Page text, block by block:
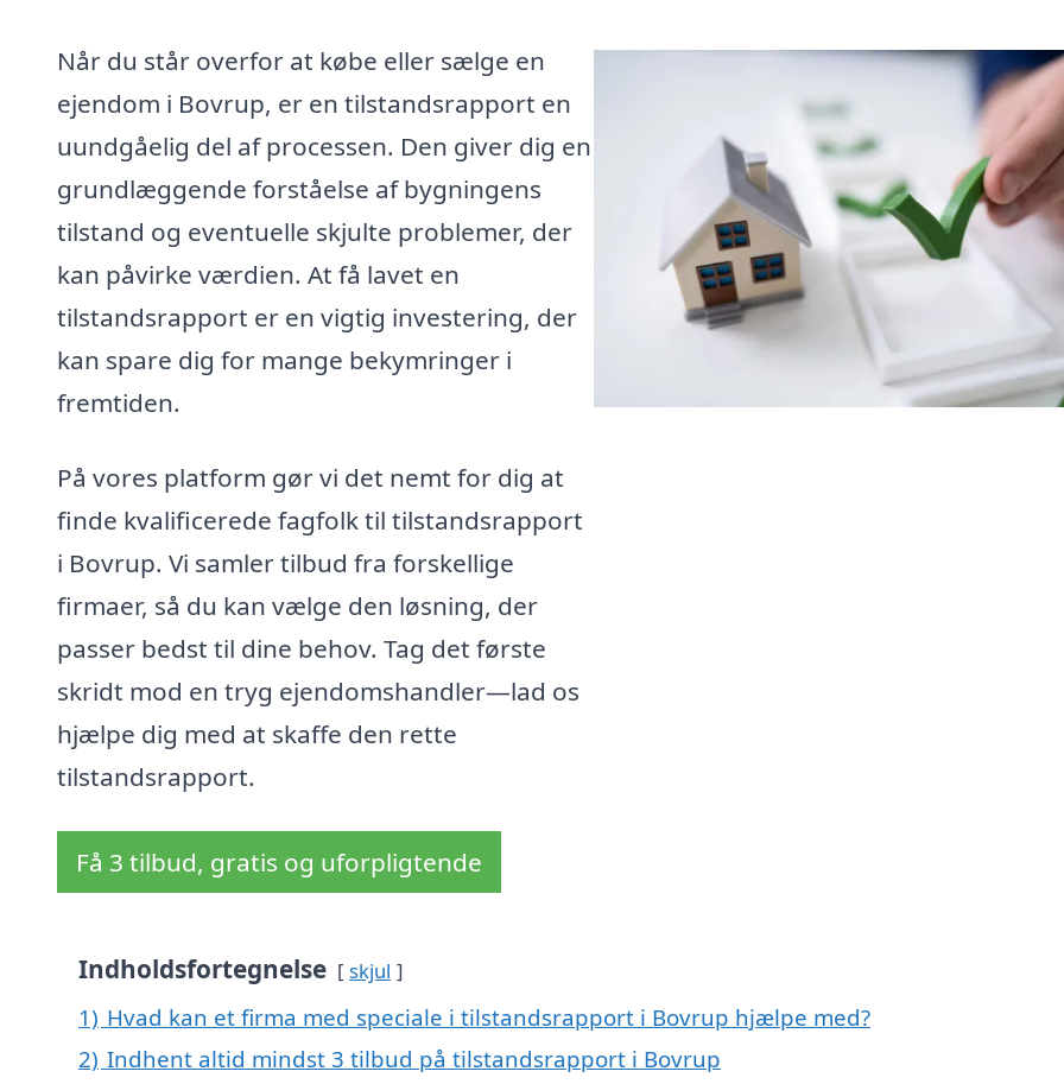
Når du står overfor at købe eller sælge en
ejendom i Bovrup, er en tilstandsrapport en
uundgåelig del af processen. Den giver dig en
grundlæggende forståelse af bygningens
tilstand og eventuelle skjulte problemer, der
kan påvirke værdien. At få lavet en
tilstandsrapport er en vigtig investering, der
kan spare dig for mange bekymringer i
fremtiden.
På vores platform gør vi det nemt for dig at
finde kvalificerede fagfolk til tilstandsrapport
i Bovrup. Vi samler tilbud fra forskellige
firmaer, så du kan vælge den løsning, der
passer bedst til dine behov. Tag det første
skridt mod en tryg ejendomshandler—lad os
hjælpe dig med at skaffe den rette
tilstandsrapport.
Få 3 tilbud, gratis og uforpligtende
Indholdsfortegnelse skjul
1) Hvad kan et firma med speciale i tilstandsrapport i Bovrup hjælpe med?
2) Indhent altid mindst 3 tilbud på tilstandsrapport i Bovrup